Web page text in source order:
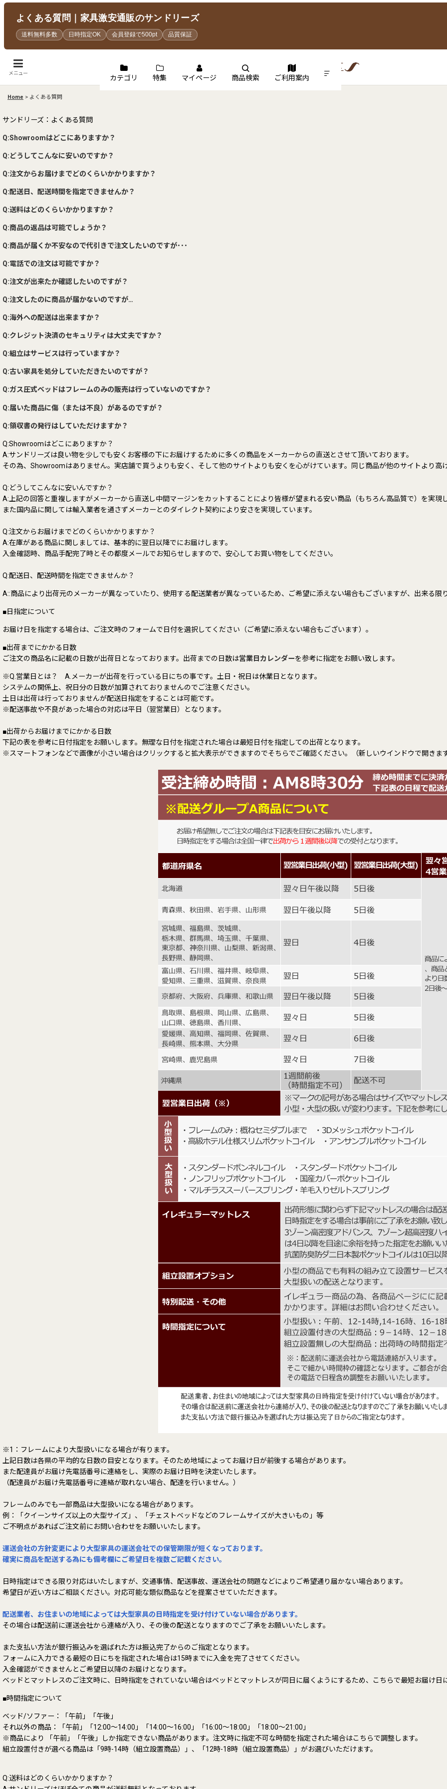
よくある質問｜家具激安通販のサンドリーズ
送料無料多数 日時指定OK 会員登録で500pt 品質保証
メニュー
カテゴリ 特集 マイページ 商品検索 ご利用案内
Home > よくある質問
サンドリーズ：よくある質問
Q:Showroomはどこにありますか？
Q:どうしてこんなに安いのですか？
Q:注文からお届けまでどのくらいかかりますか？
Q:配送日、配送時間を指定できませんか？
Q:送料はどのくらいかかりますか？
Q:商品の返品は可能でしょうか？
Q:商品が届くか不安なので代引きで注文したいのですが･･･
Q:電話での注文は可能ですか？
Q:注文が出来たか確認したいのですが？
Q:注文したのに商品が届かないのですが…
Q:海外への配送は出来ますか？
Q:クレジット決済のセキュリティは大丈夫ですか？
Q:組立はサービスは行っていますか？
Q:古い家具を処分していただきたいのですが？
Q:ガス圧式ベッドはフレームのみの販売は行っていないのですか？
Q:届いた商品に傷（または不良）があるのですが？
Q:領収書の発行はしていただけますか？
Q:Showroomはどこにありますか？
A:サンドリーズは良い物を少しでも安くお客様の下にお届けするために多くの商品をメーカーからの直送とさせて頂いております。
その為、Showroomはありません。実店舗で買うよりも安く、そして他のサイトよりも安くを心がけています。同じ商品が他のサイトより高
Q:どうしてこんなに安いんですか？
A:上記の回答と重複しますがメーカーから直送し中間マージンをカットすることにより皆様が望まれる安い商品（もちろん高品質で）を実現
また国内品に関しては輸入業者を通さずメーカーとのダイレクト契約により安さを実現しています。
Q:注文からお届けまでどのくらいかかりますか？
A:在庫がある商品に関しましては、基本的に翌日以降でにお届けします。
入金確認時、商品手配完了時とその都度メールでお知らせしますので、安心してお買い物をしてください。
Q:配送日、配送時間を指定できませんか？
A::商品により出荷元のメーカーが異なっていたり、使用する配送業者が異なっているため、ご希望に添えない場合もございますが、出来る限
■日指定について
お届け日を指定する場合は、ご注文時のフォームで日付を選択してください（ご希望に添えない場合もございます）。
■出荷までにかかる日数
ご注文の商品名に記載の日数が出荷日となっております。出荷までの日数は営業日カレンダーを参考に指定をお願い致します。
※Q.営業日とは？ A.メーカーが出荷を行っている日にちの事です。土日・祝日は休業日となります。
システムの関係上、祝日分の日数が加算されておりませんのでご注意ください。
土日は出荷は行っておりませんが配送日指定をすることは可能です。
※配送事故や不良があった場合の対応は平日（翌営業日）となります。
■出荷からお届けまでにかかる日数
下記の表を参考に日付指定をお願いします。無理な日付を指定された場合は最短日付を指定しての出荷となります。
※スマートフォンなどで画像が小さい場合はクリックすると拡大表示ができますのでそちらでご確認ください。（新しいウインドウで開きま
※1：フレームにより大型扱いになる場合が有ります。
上記日数は各県の平均的な日数の目安となります。そのため地域によってお届け日が前後する場合があります。
また配達員がお届け先電話番号に連絡をし、実際のお届け日時を決定いたします。
（配達員がお届け先電話番号に連絡が取れない場合、配達を行いません。）
フレームのみでも一部商品は大型扱いになる場合があります。
例：「クイーンサイズ以上の大型サイズ」、「チェストベッドなどのフレームサイズが大きいもの」等
ご不明点があればご注文前にお問い合わせをお願いいたします。
運送会社の方針変更により大型家具の運送会社での保管期限が短くなっております。
確実に商品を配送する為にも備考欄にご希望日を複数ご記載ください。
日時指定はできる限り対応はいたしますが、交通事情、配送事故、運送会社の問題などによりご希望通り届かない場合あります。
希望日が近い方はご相談ください。対応可能な類似商品などを提案させていただきます。
配送業者、お住まいの地域によっては大型家具の日時指定を受け付けていない場合があります。
その場合は配送前に運送会社から連絡が入り、その後の配送となりますのでご了承をお願いいたします。
また支払い方法が銀行振込みを選ばれた方は振込完了からのご指定となります。
フォームに入力できる最短の日にちを指定された場合は15時までに入金を完了させてください。
入金確認ができませんとご希望日以降のお届けとなります。
ベッドとマットレスのご注文時に、日時指定をされていない場合はベッドとマットレスが同日に届くようにするため、こちらで最短お届け日
■時間指定について
ベッド/ソファー：「午前」「午後」
それ以外の商品：「午前」「12:00～14:00」「14:00～16:00」「16:00～18:00」「18:00～21:00」
※商品により 「午前」「午後」しか指定できない商品があります。注文時に指定不可な時間を指定された場合はこちらで調整します。
組立設置付きが選べる商品は「9時-14時（組立設置商品）」、「12時-18時（組立設置商品）」がお選びいただけます。
Q:送料はどのくらいかかりますか？